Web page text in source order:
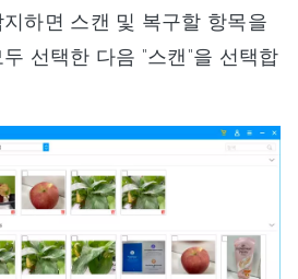
하면 스캔 및 복구할 항목을
선택한 다음 "스캔"을 선택합